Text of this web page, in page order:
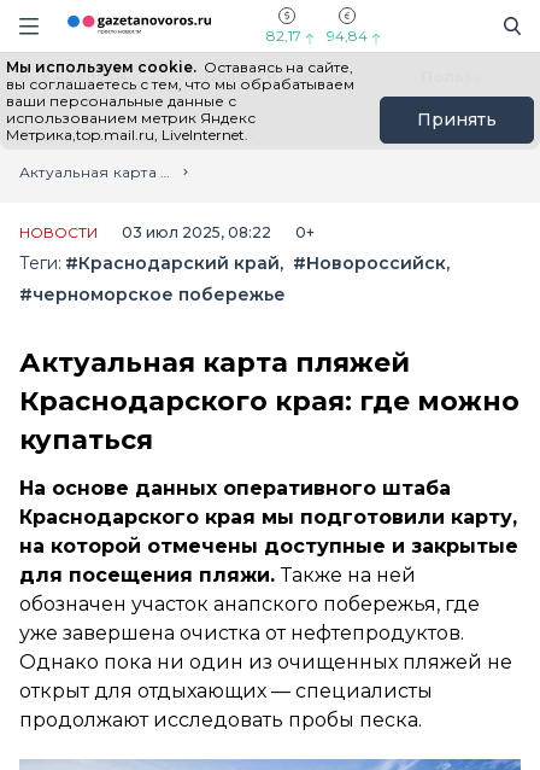
Информационный портал "ГазетаНоворос.ру"
Навигация сайта
82,17 94,84
Мы используем cookie. Оставаясь на сайте,
вы соглашаетесь с тем, что мы обрабатываем
ваши персональные данные с
использованием метрик Яндекс
Метрика,top.mail.ru, LiveInternet.
Принять
Все новости Новости России
Главная
Лента новостей
Актуальная карта пляжей Краснодарского края: где можно купаться
НОВОСТИ 03 июл 2025, 08:22 0+
Теги: #Краснодарский край
#Новороссийск
#черноморское побережье
Актуальная карта пляжей
Краснодарского края: где можно
купаться
На основе данных оперативного штаба
Краснодарского края мы подготовили карту,
на которой отмечены доступные и закрытые
для посещения пляжи.Также на ней
обозначен участок анапского побережья, где
уже завершена очистка от нефтепродуктов.
Однако пока ни один из очищенных пляжей не
открыт для отдыхающих — специалисты
продолжают исследовать пробы песка.